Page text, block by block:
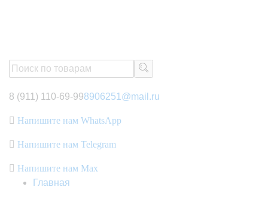
8 (911) 110-69-998906251@mail.ru
Напишите нам WhatsApp
Напишите нам Telegram
Напишите нам Max
Главная